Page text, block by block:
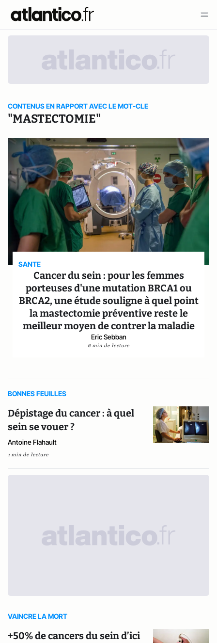
CONTENUS EN RAPPORT AVEC LE MOT-CLE
"MASTECTOMIE"
SANTE
Cancer du sein : pour les femmes
porteuses d'une mutation BRCA1 ou
BRCA2, une étude souligne à quel point
la mastectomie préventive reste le
meilleur moyen de contrer la maladie
Eric Sebban
6 min de lecture
BONNES FEUILLES
Dépistage du cancer : à quel
sein se vouer ?
Antoine Flahault
1 min de lecture
VAINCRE LA MORT
+50% de cancers du sein d’ici